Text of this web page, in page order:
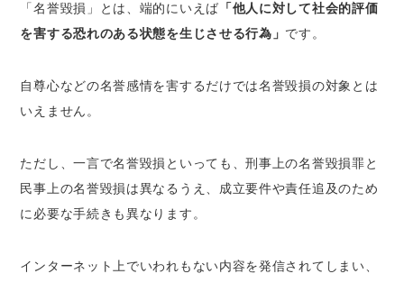
「名誉毀損」とは、端的にいえば 「他人に対して社会的評価
を害する恐れのある状態を生じさせる行為」 です。
自尊心などの名誉感情を害するだけでは名誉毀損の対象とは
いえません。
ただし、一言で名誉毀損といっても、刑事上の名誉毀損罪と
民事上の名誉毀損は異なるうえ、成立要件や責任追及のため
に必要な手続きも異なります。
インターネット上でいわれもない内容を発信されてしまい、